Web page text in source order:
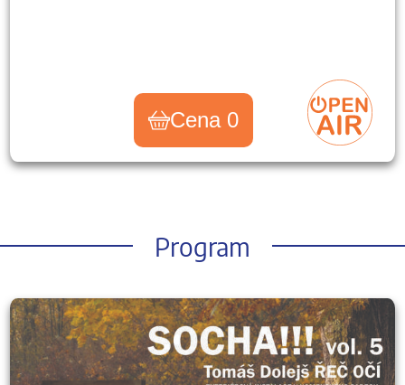
Cena 0
Program